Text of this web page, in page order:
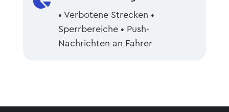
• Verbotene Strecken •
Sperrbereiche • Push-
Nachrichten an Fahrer